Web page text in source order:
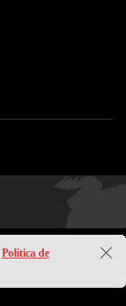
Política de